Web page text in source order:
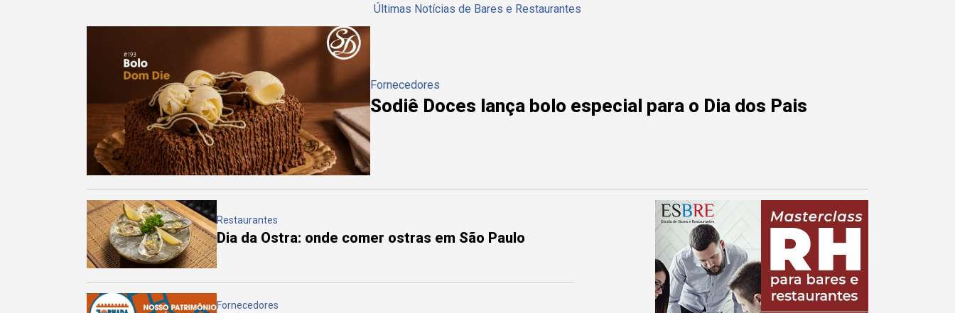
Últimas Notícias de Bares e Restaurantes
Fornecedores
Sodiê Doces lança bolo especial para o Dia dos Pais
Restaurantes
Dia da Ostra: onde comer ostras em São Paulo
Fornecedores